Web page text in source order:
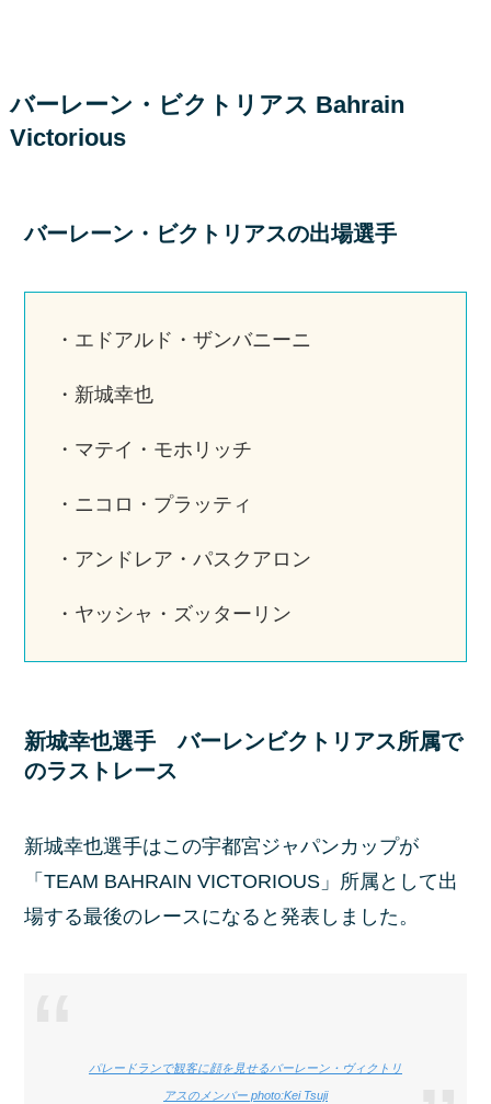
バーレーン・ビクトリアス Bahrain
Victorious
バーレーン・ビクトリアスの出場選手
・エドアルド・ザンバニーニ
・新城幸也
・マテイ・モホリッチ
・ニコロ・プラッティ
・アンドレア・パスクアロン
・ヤッシャ・ズッターリン
新城幸也選手 バーレンビクトリアス所属で
のラストレース
新城幸也選手はこの宇都宮ジャパンカップが
「TEAM BAHRAIN VICTORIOUS」所属として出
場する最後のレースになると発表しました。
パレードランで観客に顔を見せるバーレーン・ヴィクトリ
アスのメンバー photo:Kei Tsuji